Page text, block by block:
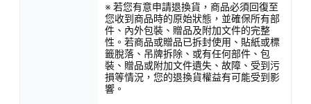
※ 若您有意申請退換貨，商品必須回復至
您收到商品時的原始狀態，並確保所有部
件、內外包裝、贈品及附加文件的完整
性。若商品或贈品已拆封使用、貼紙或標
籤脫落、吊牌拆除、或有任何部件、包
裝、贈品或附加文件遺失、故障、受到污
損等情況，您的退換貨權益有可能受到影
響。